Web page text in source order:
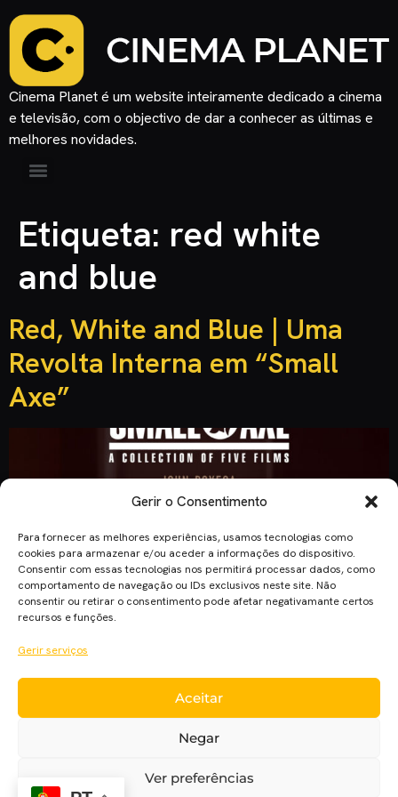
Gerir o Consentimento
Para fornecer as melhores experiências, usamos tecnologias como
cookies para armazenar e/ou aceder a informações do dispositivo.
Consentir com essas tecnologias nos permitirá processar dados, como
comportamento de navegação ou IDs exclusivos neste site. Não
consentir ou retirar o consentimento pode afetar negativamante certos
recursos e funções.
Gerir serviços
Aceitar
Negar
Ver preferências
Cinema Planet é um website inteiramente dedicado a cinema
e televisão, com o objectivo de dar a conhecer as últimas e
melhores novidades.
Etiqueta: red white
and blue
Red, White and Blue | Uma
Revolta Interna em “Small
Axe”
A série “Small Axe”, de Steve McQueen, volta a apontar o
dedo ao que necessita de ser mudado nos dias de hoje com
se em 2020 para nos mostrar que os erros do passado